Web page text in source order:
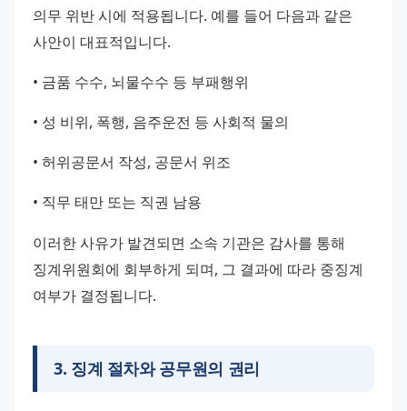
의무 위반 시에 적용됩니다. 예를 들어 다음과 같은
사안이 대표적입니다.
• 금품 수수, 뇌물수수 등 부패행위
• 성 비위, 폭행, 음주운전 등 사회적 물의
• 허위공문서 작성, 공문서 위조
• 직무 태만 또는 직권 남용
이러한 사유가 발견되면 소속 기관은 감사를 통해
징계위원회에 회부하게 되며, 그 결과에 따라 중징계
여부가 결정됩니다.
3. 징계 절차와 공무원의 권리